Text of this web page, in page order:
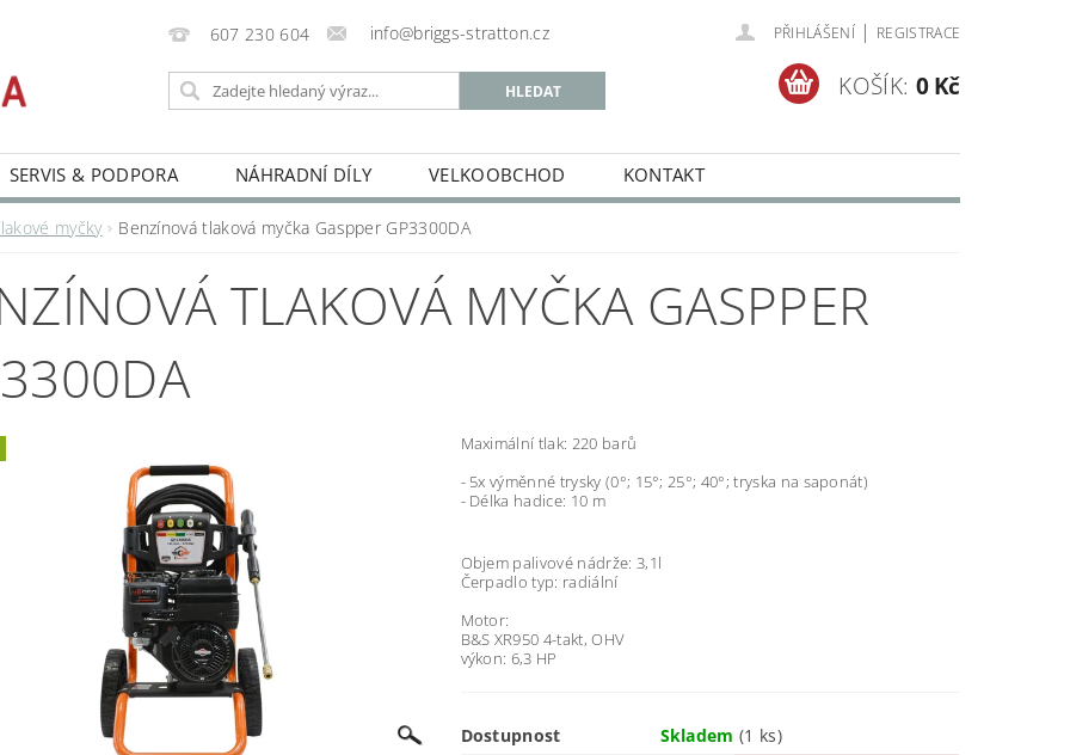
607 230 604 info@briggs-stratton.cz PŘIHLÁŠENÍ | REGISTRACE
KOŠÍK: 0 Kč
SERVIS & PODPORA NÁHRADNÍ DÍLY VELKOOBCHOD KONTAKT
myčky Benzínová tlaková myčka Gaspper GP3300DA
TLAKOVÁ MYČKA GASPPER
Maximální tlak: 220 barů
- 5x výměnné trysky (0°; 15°; 25°; 40°; tryska na saponát)
- Délka hadice: 10 m
Objem palivové nádrže: 3,1l
Čerpadlo typ: radiální
Motor:
B&S XR950 4-takt, OHV
výkon: 6,3 HP
Dostupnost Skladem(1 ks)